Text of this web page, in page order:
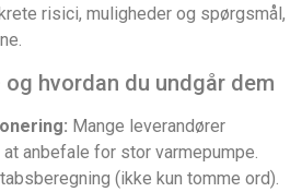
risici, muligheder og spørgsmål,
hvordan du undgår dem
Mange leverandører
anbefale for stor varmepumpe.
(ikke kun tomme ord).